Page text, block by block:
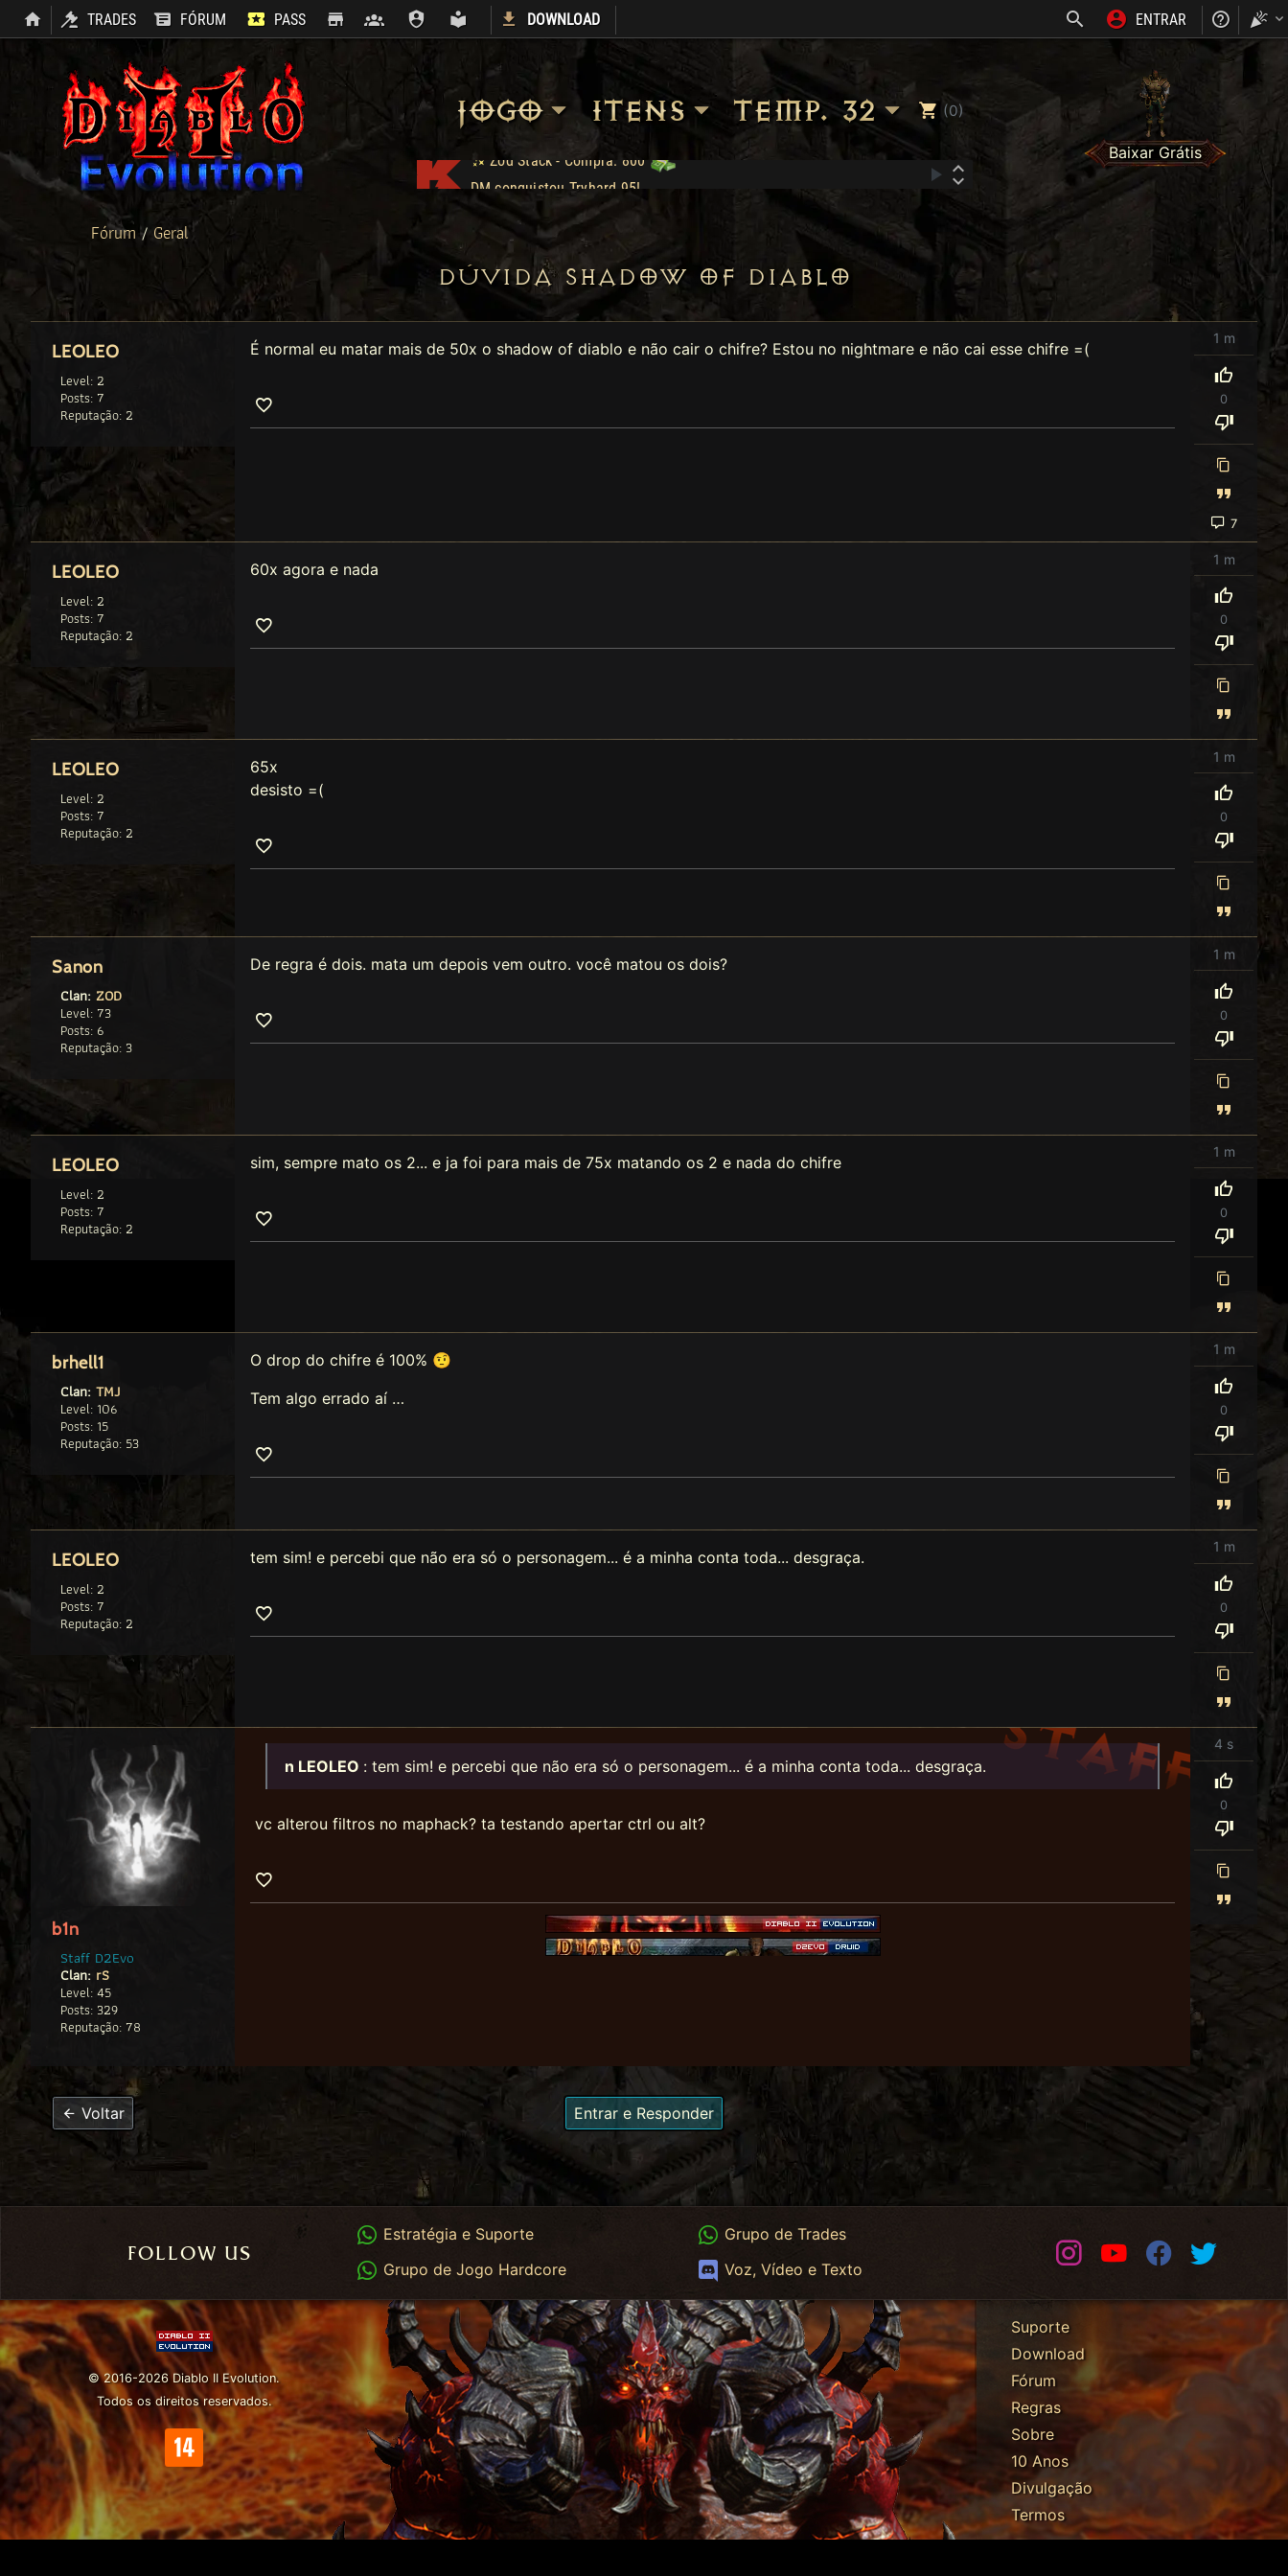
TRADES FÓRUM PASS SHOP CLANS ARMORY LIBRARY DOWNLOAD ENTRAR
JOGO ITENS TEMP. 32 (0)
DM conquistou Tryhard 95!
Sanon conquistou Dark Wanderer!
LOJA_DO_FAKE conquistou Vice Baal Speed!
War Precious - Compra: 999
Bottled Demons - Lance: 100
- Compra: 200
Shop: "Hire do Ato 5."
Zod Stack - Compra: 800
Baixar Grátis
Fórum/ Geral
DÚVIDA SHADOW OF DIABLO
LEOLEO
Level: 2
Posts: 7
Reputação: 2
É normal eu matar mais de 50x o shadow of diablo e não cair o chifre? Estou no nightmare e não cai esse chifre =(
1 m
0
7
LEOLEO
Level: 2
Posts: 7
Reputação: 2
60x agora e nada
1 m
0
LEOLEO
Level: 2
Posts: 7
Reputação: 2
65x
desisto =(
1 m
0
Sanon
Clan: ZOD
Level: 73
Posts: 6
Reputação: 3
De regra é dois. mata um depois vem outro. você matou os dois?
1 m
0
LEOLEO
Level: 2
Posts: 7
Reputação: 2
sim, sempre mato os 2... e ja foi para mais de 75x matando os 2 e nada do chifre
1 m
0
brhell1
Clan: TMJ
Level: 106
Posts: 15
Reputação: 53
O drop do chifre é 100% 🤨
Tem algo errado aí …
1 m
0
LEOLEO
Level: 2
Posts: 7
Reputação: 2
tem sim! e percebi que não era só o personagem... é a minha conta toda... desgraça.
1 m
0
b1n
Staff D2Evo
Clan: rS
Level: 45
Posts: 329
Reputação: 78
n LEOLEO : tem sim! e percebi que não era só o personagem... é a minha conta toda... desgraça.
vc alterou filtros no maphack? ta testando apertar ctrl ou alt?
4 s
0
Voltar Entrar e Responder
FOLLOW US
WhatsApp
Estratégia e Suporte WhatsApp Trades
Grupo de Trades
WhatsApp HC
Grupo de Jogo Hardcore Discord
Voz, Vídeo e Texto
InstagramYoutubeFacebook
© 2016-2026 Diablo II Evolution.
Todos os direitos reservados.
Suporte
Download
Fórum
Regras
Sobre
10 Anos
Divulgação
Termos